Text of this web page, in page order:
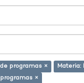
programas ×
×